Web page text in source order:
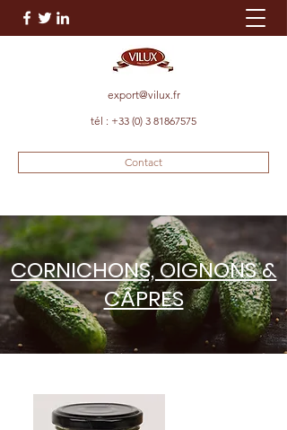
export@vilux.fr
tél : +33 (0) 3 81867575
Contact
CORNICHONS, OIGNONS &
CÂPRES